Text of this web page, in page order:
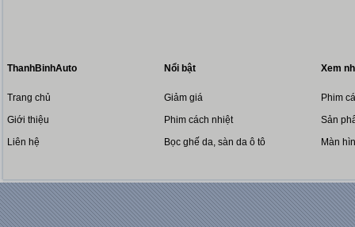
ThanhBinhAuto
Trang chủ
Giới thiệu
Liên hệ
Nổi bật
Giảm giá
Phim cách nhiệt
Bọc ghế da, sàn da ô tô
Xem
Phim
Sản
Màn